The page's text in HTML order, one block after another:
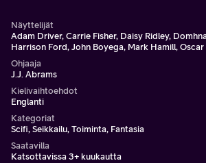
Näyttelijät
Adam Driver, Carrie Fisher, Daisy Ridley,
Harrison Ford, John Boyega, Mark Hamill, Oscar
Ohjaaja
J.J. Abrams
Kielivaihtoehdot
Englanti
Kategoriat
Scifi, Seikkailu, Toiminta, Fantasia
Saatavilla
Katsottavissa 3+ kuukautta